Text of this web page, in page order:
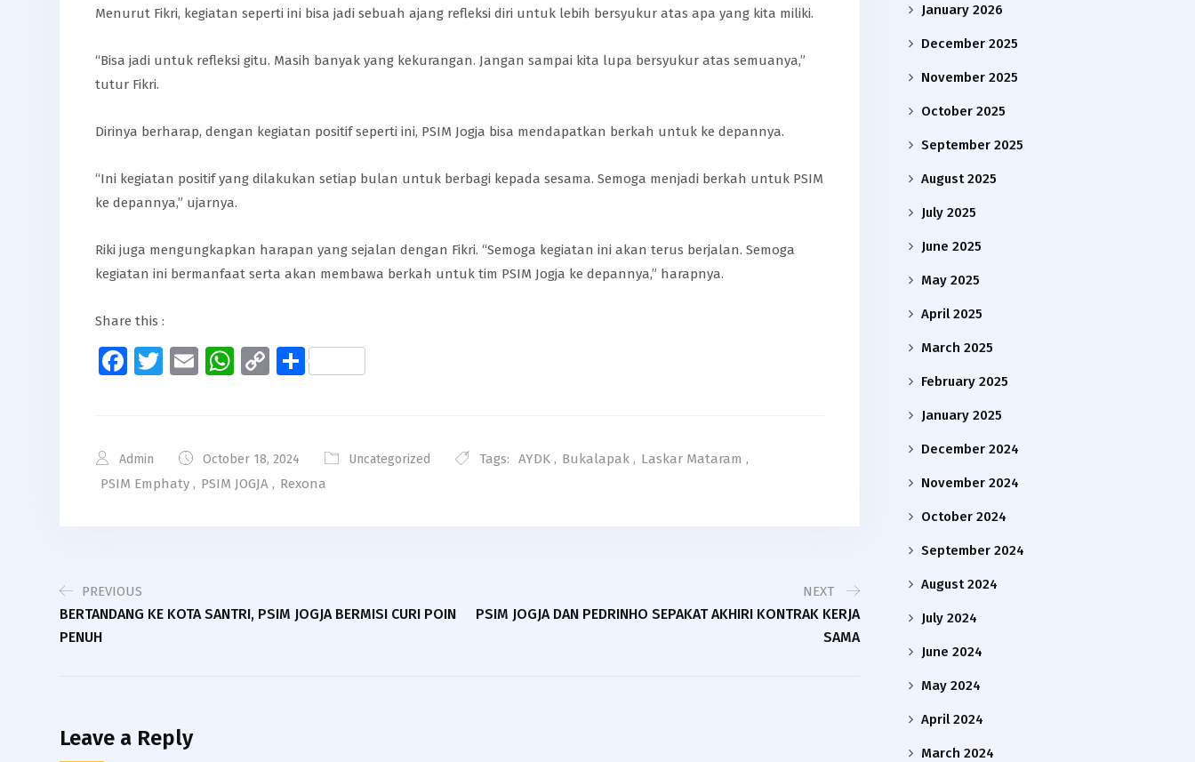
Menurut Fikri, kegiatan seperti ini bisa jadi sebuah ajang refleksi diri untuk lebih bersyukur atas apa yang kita miliki.
“Bisa jadi untuk refleksi gitu. Masih banyak yang kekurangan. Jangan sampai kita lupa bersyukur atas semuanya,”
tutur Fikri.
Dirinya berharap, dengan kegiatan positif seperti ini, PSIM Jogja bisa mendapatkan berkah untuk ke depannya.
“Ini kegiatan positif yang dilakukan setiap bulan untuk berbagi kepada sesama. Semoga menjadi berkah untuk PSIM
ke depannya,” ujarnya.
Riki juga mengungkapkan harapan yang sejalan dengan Fikri. “Semoga kegiatan ini akan terus berjalan. Semoga
kegiatan ini bermanfaat serta akan membawa berkah untuk tim PSIM Jogja ke depannya,” harapnya.
Share this :
Facebook
Twitter
EmailWhatsApp
CopyShare
Admin October 18, 2024 Uncategorized Tags: AYDK , Bukalapak , Laskar Mataram ,
PSIM Emphaty , PSIM JOGJA , Rexona
PREVIOUS
BERTANDANG KE KOTA SANTRI, PSIM JOGJA BERMISI CURI POIN
PENUH
NEXT
PSIM JOGJA DAN PEDRINHO SEPAKAT AKHIRI KONTRAK KERJA
SAMA
Leave a Reply
January 2026
December 2025
November 2025
October 2025
September 2025
August 2025
July 2025
June 2025
May 2025
April 2025
March 2025
February 2025
January 2025
December 2024
November 2024
October 2024
September 2024
August 2024
July 2024
June 2024
May 2024
April 2024
March 2024